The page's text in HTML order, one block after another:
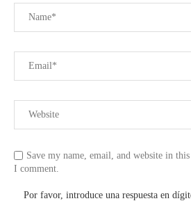
Save my name, email, and website in
I comment.
Por favor, introduce una respuesta en